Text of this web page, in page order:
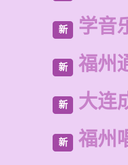
新 学音
新 福州
新 大连
新 福州